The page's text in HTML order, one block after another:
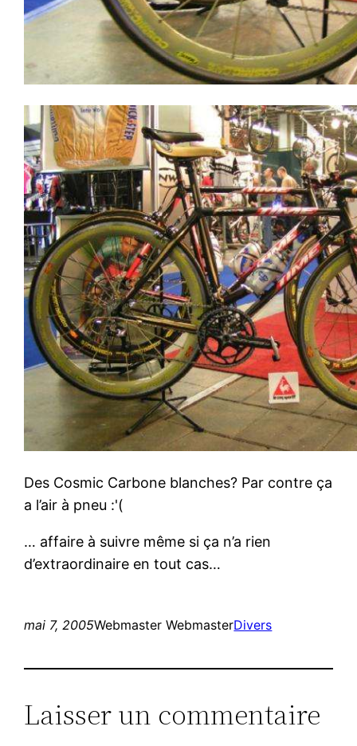
Des Cosmic Carbone blanches? Par contre ça
a l’air à pneu :'(
… affaire à suivre même si ça n’a rien
d’extraordinaire en tout cas…
mai 7, 2005Webmaster WebmasterDivers
Laisser un commentaire